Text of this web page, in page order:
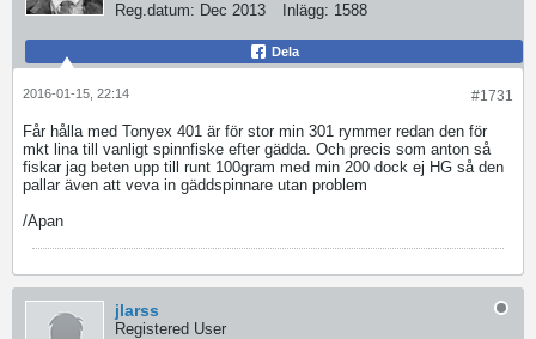
Reg.datum: Dec 2013 Inlägg: 1588
Dela
#1731
2016-01-15, 22:14
Får hålla med Tonyex 401 är för stor min 301 rymmer redan den för
mkt lina till vanligt spinnfiske efter gädda. Och precis som anton så
fiskar jag beten upp till runt 100gram med min 200 dock ej HG så den
pallar även att veva in gäddspinnare utan problem
/Apan
jlarss
Registered User